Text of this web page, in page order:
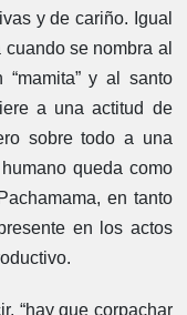
y de cariño. Igual
se nombra al
“mamita” y al santo
a una actitud de
sobre todo a una
queda como
en tanto
en los actos
“hay que corpachar